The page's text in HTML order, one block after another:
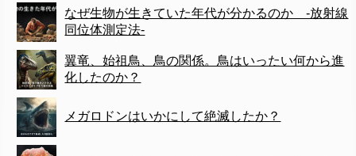
なぜ生物が生きていた年代が分かるのか -放射線
同位体測定法-
翼竜、始祖鳥、鳥の関係。鳥はいったい何から進
化したのか？
メガロドンはいかにして絶滅したか？